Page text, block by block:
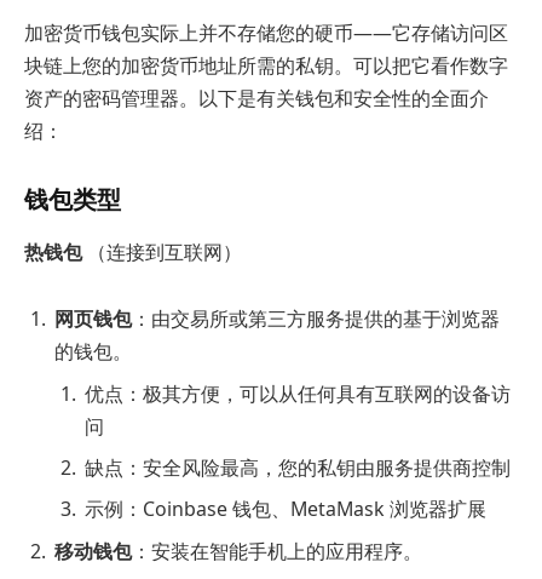
加密货币钱包实际上并不存储您的硬币——它存储访问区
块链上您的加密货币地址所需的私钥。可以把它看作数字
资产的密码管理器。以下是有关钱包和安全性的全面介
绍：
钱包类型
热钱包（连接到互联网）
网页钱包：由交易所或第三方服务提供的基于浏览器
的钱包。
优点：极其方便，可以从任何具有互联网的设备访
问
缺点：安全风险最高，您的私钥由服务提供商控制
示例：Coinbase 钱包、MetaMask 浏览器扩展
移动钱包：安装在智能手机上的应用程序。